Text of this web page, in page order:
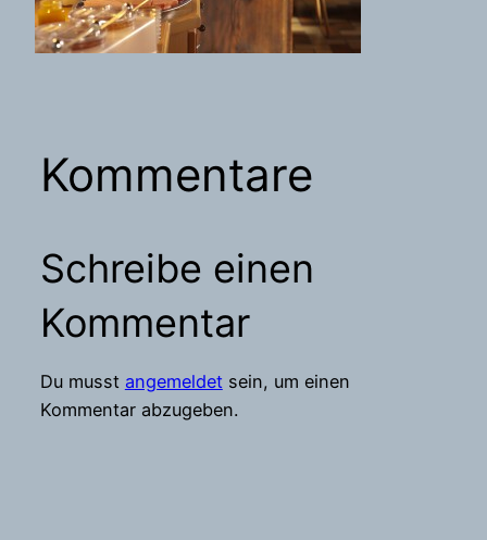
Kommentare
Schreibe einen
Kommentar
Du musst angemeldet sein, um einen
Kommentar abzugeben.